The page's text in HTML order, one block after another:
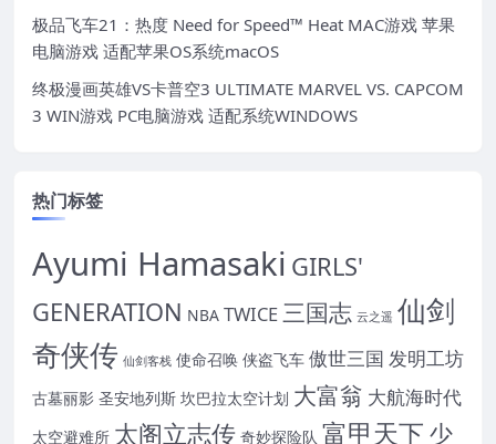
极品飞车21：热度 Need for Speed™ Heat MAC游戏 苹果
电脑游戏 适配苹果OS系统macOS
终极漫画英雄VS卡普空3 ULTIMATE MARVEL VS. CAPCOM
3 WIN游戏 PC电脑游戏 适配系统WINDOWS
热门标签
Ayumi Hamasaki GIRLS'
GENERATION NBA TWICE三国志 云之遥 仙剑
奇侠传 仙剑客栈 使命召唤 侠盗飞车 傲世三国 发明工坊
古墓丽影 圣安地列斯 坎巴拉太空计划 大富翁 大航海时代
太空避难所 太阁立志传 奇妙探险队 富甲天下 少